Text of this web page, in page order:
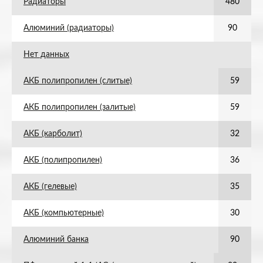
Радиаторы 480
Алюминий (радиаторы) 90
Нет данных
АКБ полипропилен (слитые) 59
АКБ полипропилен (залитые) 59
АКБ (карболит) 32
АКБ (полипропилен) 36
АКБ (гелевые) 35
АКБ (компьютерные) 30
Алюминий банка 90